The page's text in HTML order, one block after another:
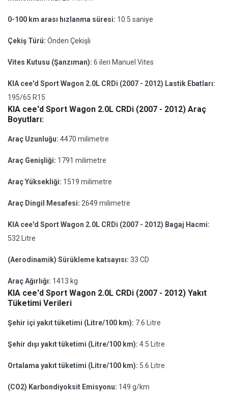
0-100 km arası hızlanma süresi: 10.5 saniye
Çekiş Türü: Önden Çekişli
Vites Kutusu (Şanzıman): 6 ileri Manuel Vites
KIA cee'd Sport Wagon 2.0L CRDi (2007 - 2012) Lastik Ebatları:
195/65 R15
KIA cee'd Sport Wagon 2.0L CRDi (2007 - 2012) Araç
Boyutları:
Araç Uzunluğu: 4470 milimetre
Araç Genişliği: 1791 milimetre
Araç Yüksekliği: 1519 milimetre
Araç Dingil Mesafesi: 2649 milimetre
KIA cee'd Sport Wagon 2.0L CRDi (2007 - 2012) Bagaj Hacmi:
532 Litre
(Aerodinamik) Sürükleme katsayısı: 33 CD
Araç Ağırlığı: 1413 kg
KIA cee'd Sport Wagon 2.0L CRDi (2007 - 2012) Yakıt
Tüketimi Verileri
Şehir içi yakıt tüketimi (Litre/100 km): 7.6 Litre
Şehir dışı yakıt tüketimi (Litre/100 km): 4.5 Litre
Ortalama yakıt tüketimi (Litre/100 km): 5.6 Litre
(CO2) Karbondiyoksit Emisyonu: 149 g/km